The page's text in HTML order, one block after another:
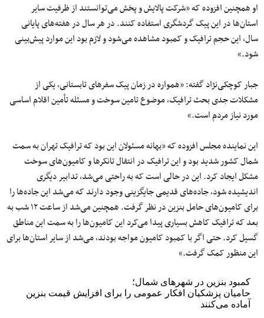
او همچنین افزوده که «شرکت پالایش و پخش می‌توانستند از ظرفیت سایر
استان‌ها در این پیک گردشگری استفاده کنند. در هر سال در هفته‌های پایانی
سال، این حجم ترافیک و کمبود مشاهده می‌شود و لازم بود این موارد پیش‌بینی
شود.»
جبار کوچکی‌نژاد گفته: «همواره در زمان پیک سفرهای تابستانی، یکی از
مشکلات جدی بحث ترافیک، موضوع تامین سوخت و مسئله تأمین اقلام اساسی
مورد نیاز مردم است.»
این نماینده مجلس افزوده که «بهانه مسئولان این بود که ترافیک تهران به سمت
شمال کشور شدید بود و این ترافیک در انتقال تانکر‌ها و کامیون‌های سوخت
مشکل ایجاد کرد. این در حالی است که به راحتی می‌شد، تدابیر دیگری
اندیشیده شود، جاده‌های قدیمی جایگزینی وجود دارند که می‌شد این جاده‌ها را
برای کامیون‌های حامل بنزین در نظر گرفت. همچنین می‌شد از ساعت ۱۲ شب به
بعد که ترافیک کاهش بسیاری پیدا می‌کرد این کامیون‌ها را به سمت این مناطق
گسیل کرد. حتی اگر با کمبود کامیون مواجه بودند، می‌شد از سایر استان‌ها برای
این منظور کمک گرفت.»
کمبود بنزین در شهرهای شمال؛
حامیان پزشکیان افکار عمومی را برای افزایش قیمت بنزین
آماده می‌کنند